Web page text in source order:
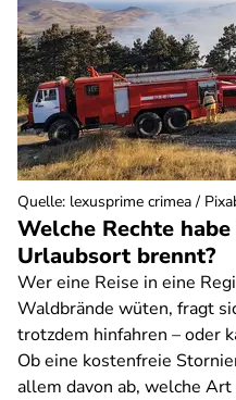
Welche Rechte
Urlaubsort brennt?
Wer eine Reise in eine
Waldbrände wüten, fragt
trotzdem hinfahren – oder
Ob eine kostenfreie
allem davon ab, welche
Quelle: lexusprime crimea /